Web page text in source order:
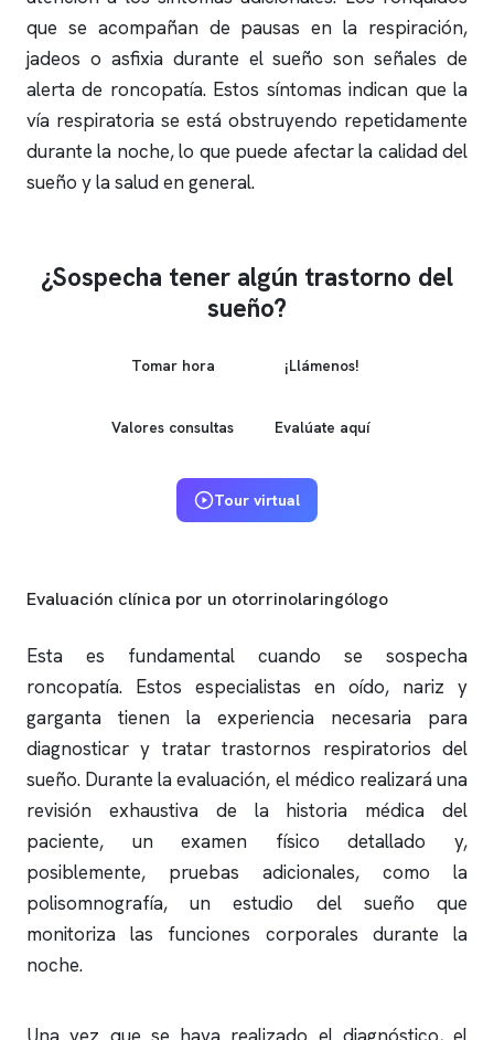
que se acompañan de pausas en la respiración,
jadeos o asfixia durante el sueño son señales de
alerta de roncopatía. Estos síntomas indican que la
vía respiratoria se está obstruyendo repetidamente
durante la noche, lo que puede afectar la calidad del
sueño y la salud en general.
¿Sospecha tener algún trastorno del
sueño?
Tomar hora ¡Llámenos!
Valores consultas Evalúate aquí
Tour virtual
Evaluación clínica por un otorrinolaringólogo
Esta es fundamental cuando se sospecha
roncopatía. Estos especialistas en oído, nariz y
garganta tienen la experiencia necesaria para
diagnosticar y tratar trastornos respiratorios del
sueño. Durante la evaluación, el médico realizará una
revisión exhaustiva de la historia médica del
paciente, un examen físico detallado y,
posiblemente, pruebas adicionales, como la
polisomnografía, unestudio del sueño que
monitoriza las funciones corporales durante la
noche.